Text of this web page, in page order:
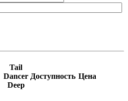
Tail
Dancer
Deep
Доступность Цена